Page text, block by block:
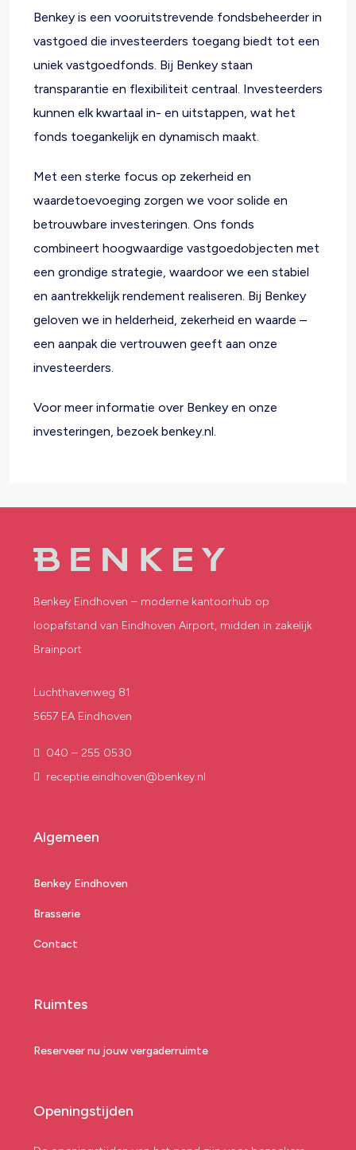
Benkey is een vooruitstrevende fondsbeheerder in
vastgoed die investeerders toegang biedt tot een
uniek vastgoedfonds. Bij Benkey staan
transparantie en flexibiliteit centraal. Investeerders
kunnen elk kwartaal in- en uitstappen, wat het
fonds toegankelijk en dynamisch maakt.
Met een sterke focus op zekerheid en
waardetoevoeging zorgen we voor solide en
betrouwbare investeringen. Ons fonds
combineert hoogwaardige vastgoedobjecten met
een grondige strategie, waardoor we een stabiel
en aantrekkelijk rendement realiseren. Bij Benkey
geloven we in helderheid, zekerheid en waarde –
een aanpak die vertrouwen geeft aan onze
investeerders.
Voor meer informatie over Benkey en onze
investeringen, bezoekbenkey.nl.
Benkey Eindhoven – moderne kantoorhub op
loopafstand van Eindhoven Airport, midden in zakelijk
Brainport
Luchthavenweg 81
5657 EA Eindhoven
040 – 255 0530
receptie.eindhoven@benkey.nl
Algemeen
Benkey Eindhoven
Brasserie
Contact
Ruimtes
Reserveer nu jouw vergaderruimte
Openingstijden